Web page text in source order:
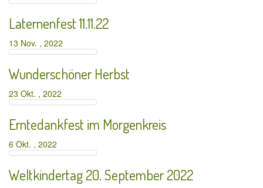
Laternenfest 11.11.22
13 Nov. , 2022
Wunderschöner Herbst
23 Okt. , 2022
Erntedankfest im Morgenkreis
6 Okt. , 2022
Weltkindertag 20. September 2022